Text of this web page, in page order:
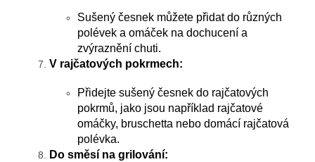
Sušený česnek můžete přidat do různých
polévek a omáček na dochucení a
zvýraznění chuti.
V rajčatových pokrmech:
Přidejte sušený česnek do rajčatových
pokrmů, jako jsou například rajčatové
omáčky, bruschetta nebo domácí rajčatová
polévka.
Do směsí na grilování: